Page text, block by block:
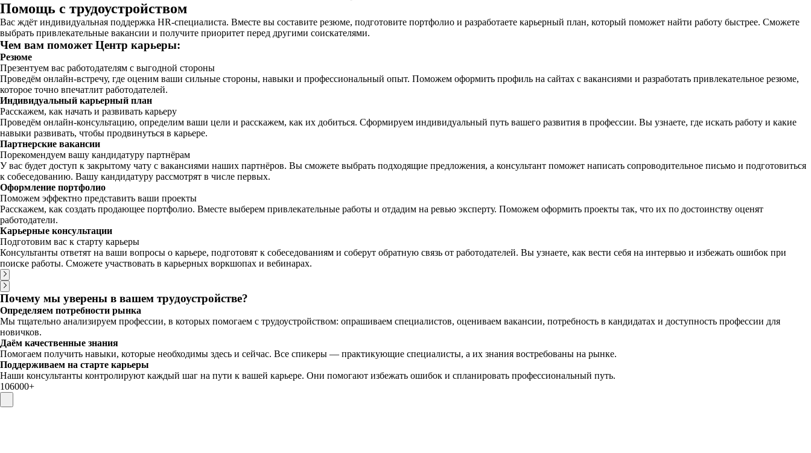
Помощь с трудоустройством
Вас ждёт индивидуальная поддержка HR-специалиста. Вместе вы составите резюме, подготовите портфолио и разработаете карьерный план, который поможет найти работу быстрее. Сможете
выбрать привлекательные вакансии и получите приоритет перед другими соискателями.
Чем вам поможет Центр карьеры:
Резюме
Презентуем вас работодателям с выгодной стороны
Проведём онлайн-встречу, где оценим ваши сильные стороны, навыки и профессиональный опыт. Поможем оформить профиль на сайтах с вакансиями и разработать привлекательное резюме,
которое точно впечатлит работодателей.
Индивидуальный карьерный план
Расскажем, как начать и развивать карьеру
Проведём онлайн-консультацию, определим ваши цели и расскажем, как их добиться. Сформируем индивидуальный путь вашего развития в профессии. Вы узнаете, где искать работу и какие
навыки развивать, чтобы продвинуться в карьере.
Партнерские вакансии
Порекомендуем вашу кандидатуру партнёрам
У вас будет доступ к закрытому чату с вакансиями наших партнёров. Вы сможете выбрать подходящие предложения, а консультант поможет написать сопроводительное письмо и подготовиться
к собеседованию. Вашу кандидатуру рассмотрят в числе первых.
Оформление портфолио
Поможем эффектно представить ваши проекты
Расскажем, как создать продающее портфолио. Вместе выберем привлекательные работы и отдадим на ревью эксперту. Поможем оформить проекты так, что их по достоинству оценят
работодатели.
Карьерные консультации
Подготовим вас к старту карьеры
Консультанты ответят на ваши вопросы о карьере, подготовят к собеседованиям и соберут обратную связь от работодателей. Вы узнаете, как вести себя на интервью и избежать ошибок при
поиске работы. Сможете участвовать в карьерных воркшопах и вебинарах.
Почему мы уверены в вашем трудоустройстве?
Определяем потребности рынка
Мы тщательно анализируем профессии, в которых помогаем с трудоустройством: опрашиваем специалистов, оцениваем вакансии, потребность в кандидатах и доступность профессии для
новичков.
Даём качественные знания
Помогаем получить навыки, которые необходимы здесь и сейчас. Все спикеры — практикующие специалисты, а их знания востребованы на рынке.
Поддерживаем на старте карьеры
Наши консультанты контролируют каждый шаг на пути к вашей карьере. Они помогают избежать ошибок и спланировать профессиональный путь.
106000⁠+